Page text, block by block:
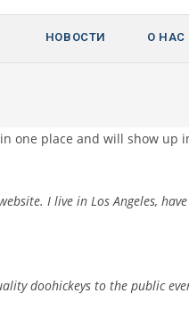
НОВОСТИ О НАС
one place and will show
I live in Los Angeles,
doohickeys to the public